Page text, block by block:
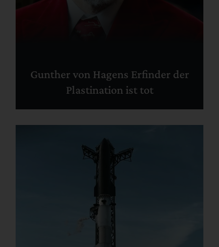
Gunther von Hagens Erfinder der
Plastination ist tot